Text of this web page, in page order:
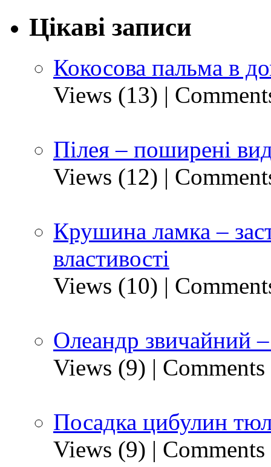
Цікаві записи
Кокосова пальма в
Views (13) |
Пілея – поширені
Views (12) |
Крушина ламка –
властивості
Views (10) |
Олеандр звичайний
Views (9) |
Посадка цибулин
Views (9) |